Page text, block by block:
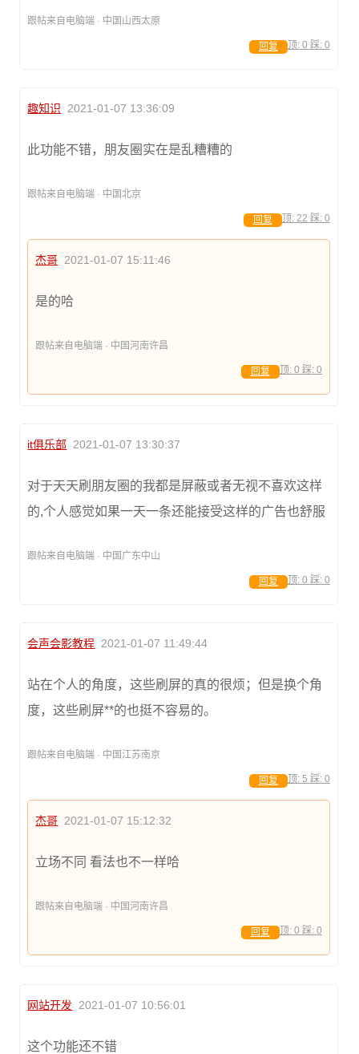
跟帖来自电脑端 · 中国山西太原
顶: 0 踩: 0
回复
趣知识 2021-01-07 13:36:09
此功能不错，朋友圈实在是乱糟糟的
跟帖来自电脑端 · 中国北京
顶: 22 踩: 0
回复
杰哥 2021-01-07 15:11:46
是的哈
跟帖来自电脑端 · 中国河南许昌
顶: 0 踩: 0
回复
it俱乐部 2021-01-07 13:30:37
对于天天刷朋友圈的我都是屏蔽或者无视不喜欢这样
的,个人感觉如果一天一条还能接受这样的广告也舒服
跟帖来自电脑端 · 中国广东中山
顶: 0 踩: 0
回复
会声会影教程 2021-01-07 11:49:44
站在个人的角度，这些刷屏的真的很烦；但是换个角
度，这些刷屏**的也挺不容易的。
跟帖来自电脑端 · 中国江苏南京
顶: 5 踩: 0
回复
杰哥 2021-01-07 15:12:32
立场不同 看法也不一样哈
跟帖来自电脑端 · 中国河南许昌
顶: 0 踩: 0
回复
网站开发 2021-01-07 10:56:01
这个功能还不错